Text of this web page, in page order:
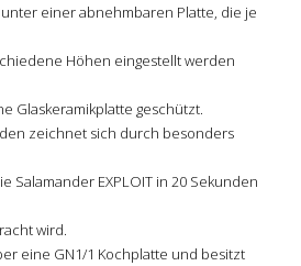
einer abnehmbaren Platte, die je
Höhen eingestellt werden
Glaskeramikplatte geschützt.
zeichnet sich durch besonders
Salamander EXPLOIT in 20 Sekunden
wird.
eine GN1/1 Kochplatte und besitzt